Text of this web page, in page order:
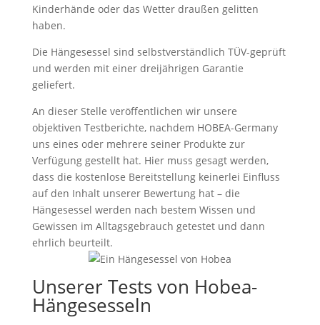
Kinderhände oder das Wetter draußen gelitten
haben.
Die Hängesessel sind selbstverständlich TÜV-geprüft
und werden mit einer dreijährigen Garantie
geliefert.
An dieser Stelle veröffentlichen wir unsere
objektiven Testberichte, nachdem HOBEA-Germany
uns eines oder mehrere seiner Produkte zur
Verfügung gestellt hat. Hier muss gesagt werden,
dass die kostenlose Bereitstellung keinerlei Einfluss
auf den Inhalt unserer Bewertung hat – die
Hängesessel werden nach bestem Wissen und
Gewissen im Alltagsgebrauch getestet und dann
ehrlich beurteilt.
Unserer Tests von Hobea-
Hängesesseln